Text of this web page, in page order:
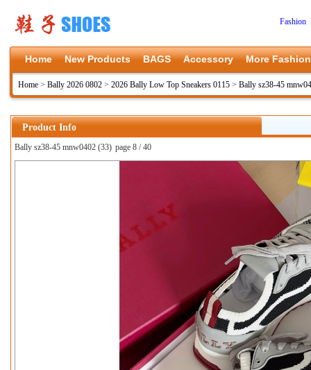
Fashion
Home New Products BAGS Accessory More Fashion
Home > Bally 2026 0802 > 2026 Bally Low Top Sneakers 0115 > Bally sz38-45
Product Info
Bally sz38-45 mnw0402 (33) page 8 / 40